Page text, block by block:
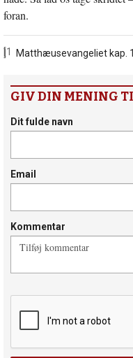
foran.
[1] Matthæusevangeliet kap.
GIV DIN MENING
Dit fulde navn
Email
Kommentar